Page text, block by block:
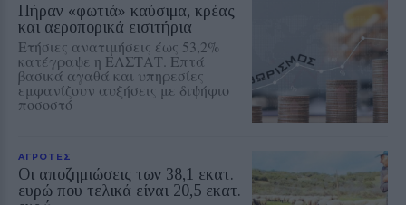
Πήραν «φωτιά» καύσιμα, κρέας
και αεροπορικά εισιτήρια
Ετήσιες ανατιμήσεις έως 53,2%
κατέγραψε η ΕΛΣΤΑΤ. Επτά
βασικά αγαθά και υπηρεσίες
εμφανίζουν αυξήσεις με διψήφιο
ποσοστό
ΑΓΡΟΤΕΣ
Οι αποζημιώσεις των 38,1 εκατ.
ευρώ που τελικά είναι 20,5 εκατ.